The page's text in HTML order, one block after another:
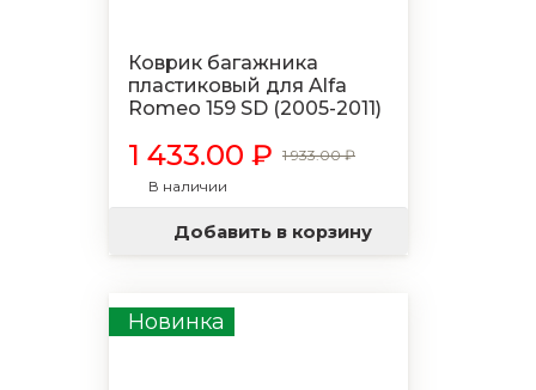
Коврик багажника
пластиковый для Alfa
Romeo 159 SD (2005-2011)
1 433.00 ₽ 1 933.00 ₽
В наличии
Добавить в корзину
Новинка